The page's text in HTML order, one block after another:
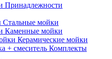
Принадлежности
Стальные мойки
Каменные мойки
Керамические мойки
Комплекты